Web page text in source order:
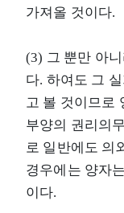
가져올 것이다.
(3) 그 뿐만 아
다. 하여도 그
고 볼 것이므로
부양의 권리의
로 일반에도 의
경우에는 양자
이다.